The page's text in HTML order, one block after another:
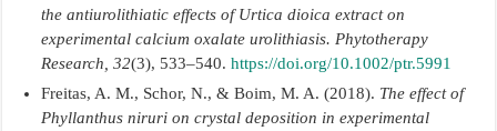
the antiurolithiatic effects of Urtica dioica extract on
experimental calcium oxalate urolithiasis. Phytotherapy
Research, 32(3), 533–540.https://doi.org/10.1002/ptr.5991
Freitas, A. M., Schor, N., & Boim, M. A. (2018). The effect of
Phyllanthus niruri on crystal deposition in experimental